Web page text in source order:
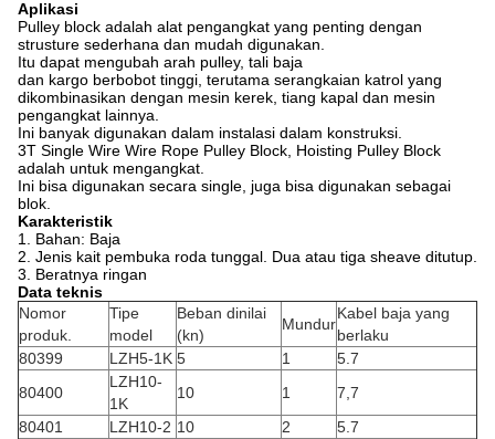
Aplikasi
Pulley block adalah alat pengangkat yang penting dengan
strusture sederhana dan mudah digunakan.
Itu dapat mengubah arah pulley, tali baja
dan kargo berbobot tinggi, terutama serangkaian katrol yang
dikombinasikan dengan mesin kerek, tiang kapal dan mesin
pengangkat lainnya.
Ini banyak digunakan dalam instalasi dalam konstruksi.
3T Single Wire Wire Rope Pulley Block, Hoisting Pulley Block
adalah untuk mengangkat.
Ini bisa digunakan secara single, juga bisa digunakan sebagai
blok.
Karakteristik
1. Bahan: Baja
2. Jenis kait pembuka roda tunggal. Dua atau tiga sheave ditutup.
3. Beratnya ringan
Data teknis
Nomor
produk.
Tipe
model
Beban dinilai
(kn)
Mundur
Kabel baja yang
berlaku
80399
LZH5-1K 5 1
5.7
80400
LZH10-
1K
10 1
7,7
80401
LZH10-2 10 2
5.7